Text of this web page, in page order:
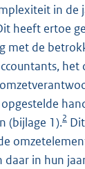
in de
heeft ertoe
met de
(bijlage 1).2
daar in hun